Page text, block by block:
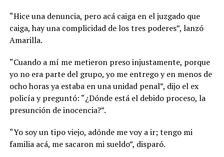
“Hice una denuncia, pero acá caiga en el juzgado que
caiga, hay una complicidad de los tres poderes”, lanzó
Amarilla.
“Cuando a mí me metieron preso injustamente, porque
yo no era parte del grupo, yo me entrego y en menos de
ocho horas ya estaba en una unidad penal”, dijo el ex
policía y preguntó: “¿Dónde está el debido proceso, la
presunción de inocencia?”.
“Yo soy un tipo viejo, adónde me voy a ir; tengo mi
familia acá, me sacaron mi sueldo”, disparó.